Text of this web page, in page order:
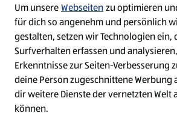
Ein ausgezeichneter
Um unsereWebseitenzu optimieren
für dich so angenehm und persönlich
gestalten, setzen wir Technologien ein,
Surfverhalten erfassen und
Erkenntnisse zur Seiten-Verbesserung
deine Person zugeschnittene Werbung
dir weitere Dienste der vernetzten Welt
können.